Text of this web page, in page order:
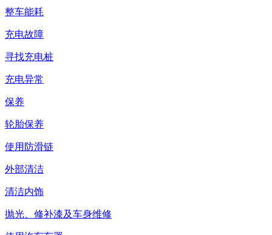
整车能耗
充电故障
寻找充电桩
充电异常
保养
轮胎保养
使用防滑链
外部清洁
清洁内饰
抛光、修补漆及车身维修